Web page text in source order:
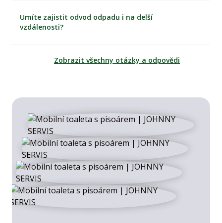
Umíte zajistit odvod odpadu i na delší
vzdálenosti?
Zobrazit všechny otázky a odpovědi